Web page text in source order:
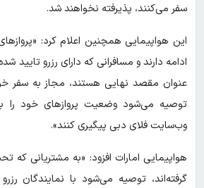
سفر می‌کنند، پذیرفته نخواهند شد.
این هواپیمایی همچنین اعلام کرد:
ادامه دارند و مسافرانی که دارای رزرو تایید
عنوان مقصد نهایی هستند، مجاز به سفر
توصیه می‌شود وضعیت پروازهای خود را
وب‌سایت فلای دبی پیگیری کنند».
هواپیمایی امارات افزود: «به مشتریانی که
گرفته‌اند، توصیه می‌شود با نمایندگان